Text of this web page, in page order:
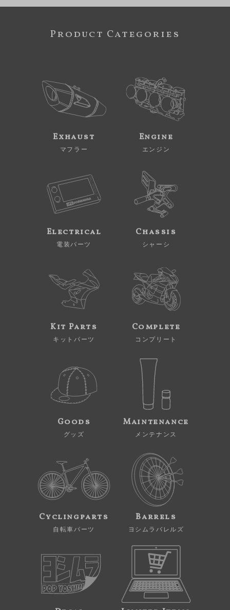
Product Categories
Exhaust
マフラー
Engine
エンジン
Electrical
電装パーツ
Chassis
シャーシ
Kit Parts
キットパーツ
Complete
コンプリート
Goods
グッズ
Maintenance
メンテナンス
Cyclingparts
自転車パーツ
Barrels
ヨシムラバレルズ